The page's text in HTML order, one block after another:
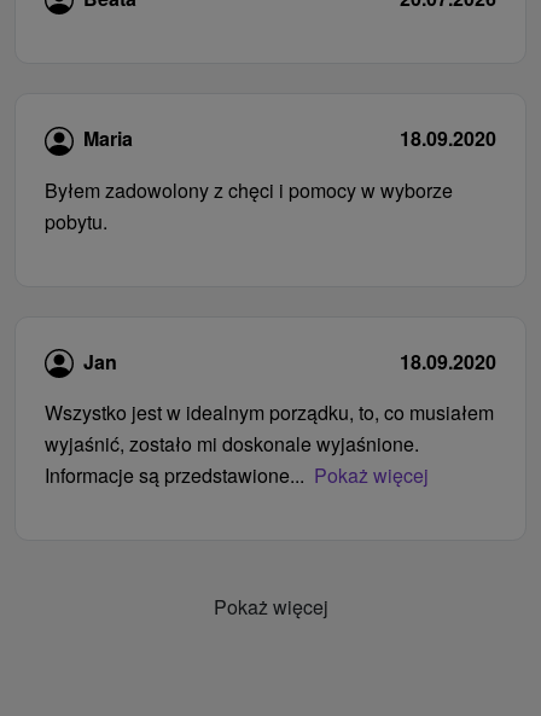
Maria
18.09.2020
Byłem zadowolony z chęci i pomocy w wyborze
pobytu.
Jan
18.09.2020
Wszystko jest w idealnym porządku, to, co musiałem
wyjaśnić, zostało mi doskonale wyjaśnione.
Informacje są przedstawione... Pokaż więcej
Pokaż więcej